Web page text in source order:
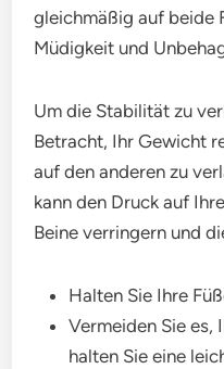
gleichmäßig auf beide
Müdigkeit und
Um die Stabilität zu
Betracht, Ihr Gewicht
auf den anderen zu
kann den Druck auf
Beine verringern und
Halten Sie Ihre
Vermeiden Sie es,
halten Sie eine